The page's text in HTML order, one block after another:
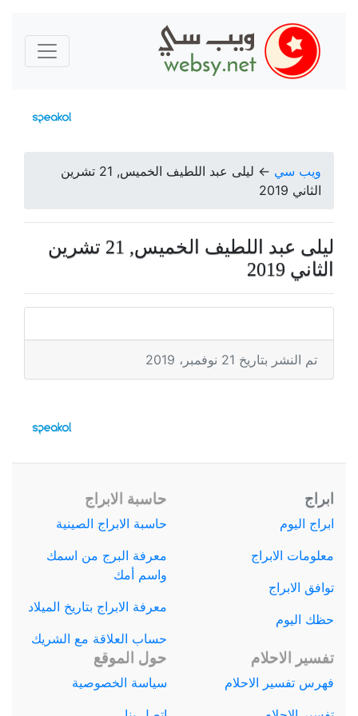
ويب سي ←
ليلى عبد اللطيف الخميس, 21 تشرين
الثاني 2019
ليلى عبد اللطيف الخميس, 21 تشرين
الثاني 2019
تم النشر بتاريخ 21 نوفمبر، 2019
ابراج
ابراج اليوم
معلومات الابراج
توافق الابراج
حظك اليوم
حاسبة الابراج
حاسبة الابراج الصينية
معرفة البرج من اسمك
واسم أمك
معرفة الابراج بتاريخ الميلاد
حساب العلاقة مع الشريك
تفسير الاحلام
فهرس تفسير الاحلام
حول الموقع
سياسة الخصوصية